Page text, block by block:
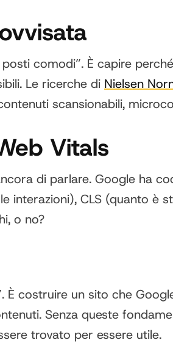
comodi”. È capire
Le ricerche di Nielsen
scansionabili,
Vitals
di parlare. Google ha
interazioni), CLS (quanto
o no?
costruire un sito che
Senza queste
trovato per essere utile.